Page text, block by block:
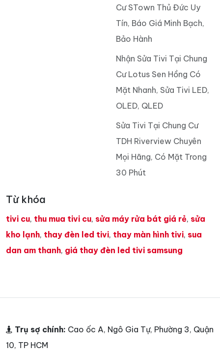
Cư STown Thủ Đức Uy
Tín, Báo Giá Minh Bạch,
Bảo Hành
Nhận Sửa Tivi Tại Chung
Cư Lotus Sen Hồng Có
Mặt Nhanh, Sửa Tivi LED,
OLED, QLED
Sửa Tivi Tại Chung Cư
TDH Riverview Chuyên
Mọi Hãng, Có Mặt Trong
30 Phút
Từ khóa
tivi cu, thu mua tivi cu, sửa máy rửa bát giá rẻ, sửa
kho lạnh, thay đèn led tivi, thay màn hình tivi, sua
dan am thanh, giá thay đèn led tivi samsung
Trụ sợ chính: Cao ốc A, Ngô Gia Tự, Phường 3, Quận
10, TP HCM